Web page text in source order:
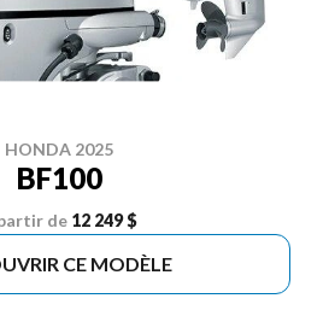
HONDA 2025
BF100
de 12 249 $
CE MODÈLE